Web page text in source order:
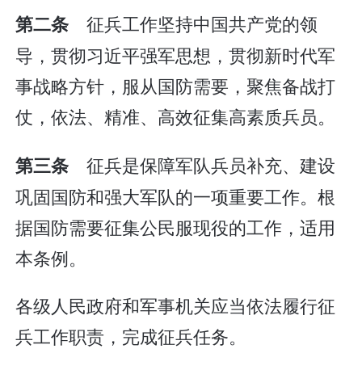
第二条 征兵工作坚持中国共产党的领
导，贯彻习近平强军思想，贯彻新时代军
事战略方针，服从国防需要，聚焦备战打
仗，依法、精准、高效征集高素质兵员。
第三条 征兵是保障军队兵员补充、建设
巩固国防和强大军队的一项重要工作。根
据国防需要征集公民服现役的工作，适用
本条例。
各级人民政府和军事机关应当依法履行征
兵工作职责，完成征兵任务。